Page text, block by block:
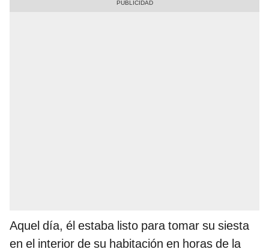
Aquel día, él estaba listo para tomar su siesta
en el interior de su habitación en horas de la